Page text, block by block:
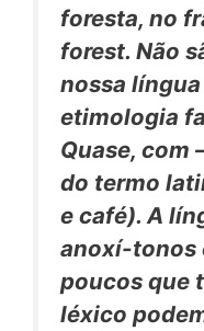
foresta, no
forest. Não
nossa
etimologia
Quase, com
do termo
e café). A
anoxí-
poucos que
léxico